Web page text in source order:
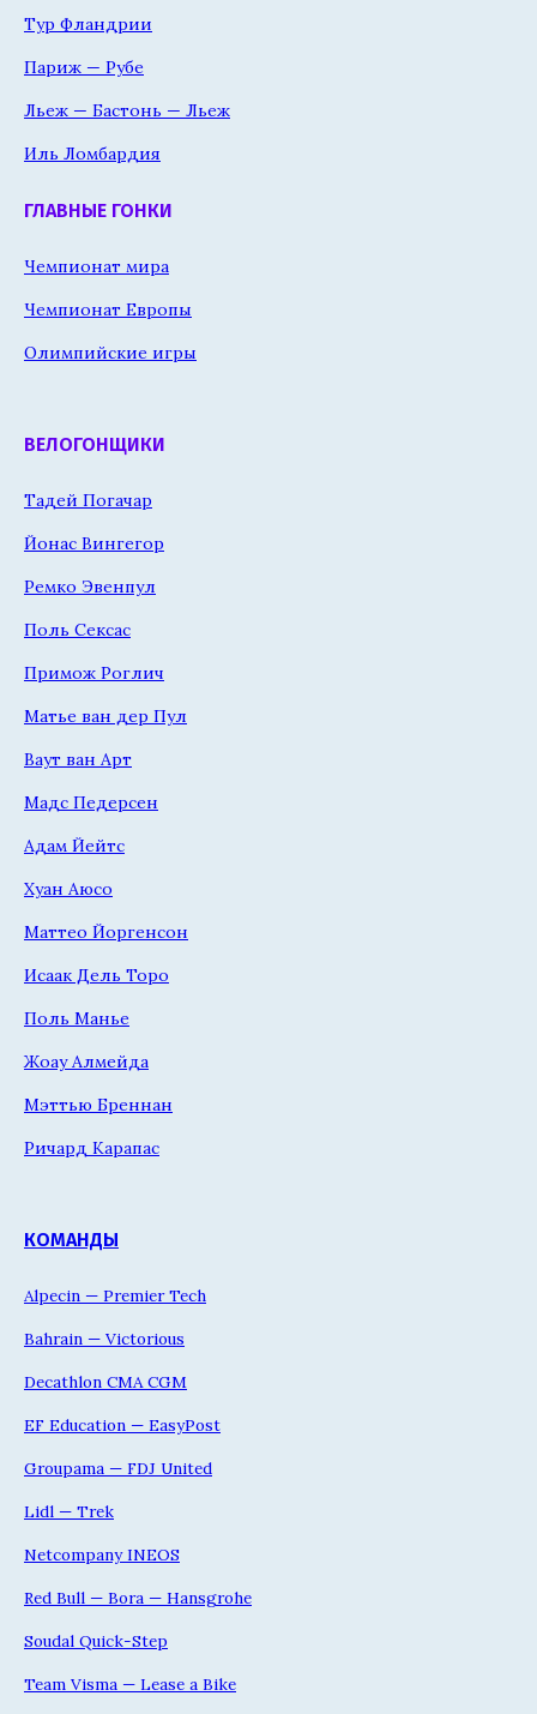
Тур Фландрии
Париж — Рубе
Льеж — Бастонь — Льеж
Иль Ломбардия
ГЛАВНЫЕ ГОНКИ
Чемпионат мира
Чемпионат Европы
Олимпийские игры
ВЕЛОГОНЩИКИ
Тадей Погачар
Йонас Вингегор
Ремко Эвенпул
Поль Сексас
Примож Роглич
Матье ван дер Пул
Ваут ван Арт
Мадс Педерсен
Адам Йейтс
Хуан Аюсо
Маттео Йоргенсон
Исаак Дель Торо
Поль Манье
Жоау Алмейда
Мэттью Бреннан
Ричард Карапас
КОМАНДЫ
Alpecin — Premier Tech
Bahrain — Victorious
Decathlon CMA CGM
EF Education — EasyPost
Groupama — FDJ United
Lidl — Trek
Netcompany INEOS
Red Bull — Bora — Hansgrohe
Soudal Quick-Step
Team Visma — Lease a Bike